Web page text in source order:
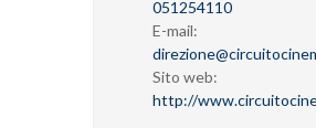
051254110
E-mail:
Sito web:
http://